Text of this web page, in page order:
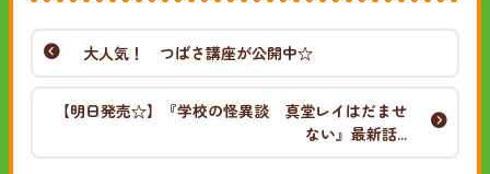
大人気！ つばさ講座が公開中☆
【明日発売☆】『学校の怪異談 真堂レイはだませ
ない』最新話...